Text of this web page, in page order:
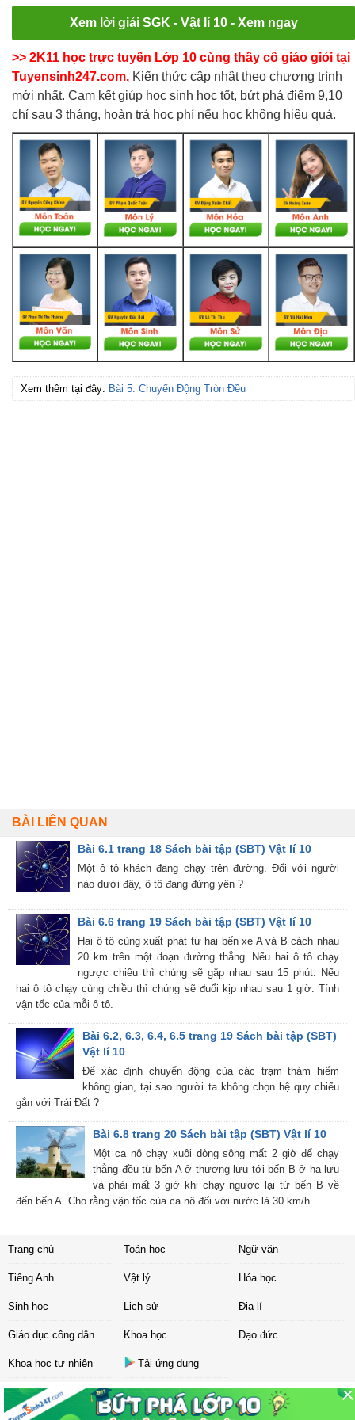
Xem lời giải SGK - Vật lí 10 - Xem ngay
>> 2K11 học trực tuyến Lớp 10 cùng thầy cô giáo giỏi tại
Tuyensinh247.com, Kiến thức cập nhật theo chương trình
mới nhất. Cam kết giúp học sinh học tốt, bứt phá điểm 9,10
chỉ sau 3 tháng, hoàn trả học phí nếu học không hiệu quả.
Xem thêm tại đây: Bài 5: Chuyển Động Tròn Đều
BÀI LIÊN QUAN
Bài 6.1 trang 18 Sách bài tập (SBT) Vật lí 10
Một ô tô khách đang chạy trên đường. Đối với người
nào dưới đây, ô tô đang đứng yên ?
Bài 6.6 trang 19 Sách bài tập (SBT) Vật lí 10
Hai ô tô cùng xuất phát từ hai bến xe A và B cách nhau
20 km trên một đoạn đường thẳng. Nếu hai ô tô chạy
ngược chiều thì chúng sẽ gặp nhau sau 15 phút. Nếu
hai ô tô chạy cùng chiều thì chúng sẽ đuổi kịp nhau sau 1 giờ. Tính
vận tốc của mỗi ô tô.
Bài 6.2, 6.3, 6.4, 6.5 trang 19 Sách bài tập (SBT)
Vật lí 10
Để xác định chuyển động của các trạm thám hiểm
không gian, tại sao người ta không chọn hệ quy chiếu
gắn với Trái Đất ?
Bài 6.8 trang 20 Sách bài tập (SBT) Vật lí 10
Một ca nô chạy xuôi dòng sông mất 2 giờ để chạy
thẳng đều từ bến A ở thượng lưu tới bến B ở hạ lưu
và phải mất 3 giờ khi chạy ngược lại từ bến B về
đến bến A. Cho rằng vận tốc của ca nô đối với nước là 30 km/h.
Trang chủ Toán học Ngữ văn
Tiếng Anh Vật lý Hóa học
Sinh học Lịch sử Địa lí
Giáo dục công dân Khoa học Đạo đức
Khoa học tự nhiên Tải ứng dụng
Liên hệ|Chính sách
Copyright ©2017 Sachbaitap.com